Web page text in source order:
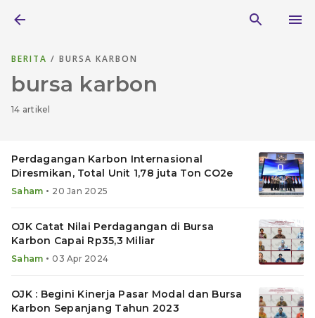
BERITA / BURSA KARBON
bursa karbon
14 artikel
Perdagangan Karbon Internasional
Diresmikan, Total Unit 1,78 juta Ton CO2e
Saham • 20 Jan 2025
OJK Catat Nilai Perdagangan di Bursa
Karbon Capai Rp35,3 Miliar
Saham • 03 Apr 2024
OJK : Begini Kinerja Pasar Modal dan Bursa
Karbon Sepanjang Tahun 2023